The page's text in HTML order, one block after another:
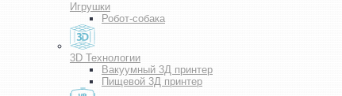
Игрушки
Робот-собака
3D Технологии
Вакуумный 3Д принтер
Пищевой 3Д принтер